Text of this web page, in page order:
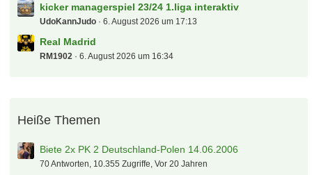
kicker managerspiel 23/24 1.liga interaktiv
UdoKannJudo 6. August 2026 um 17:13
Real Madrid
RM1902 6. August 2026 um 16:34
Heiße Themen
Biete 2x PK 2 Deutschland-Polen 14.06.2006
70 Antworten, 10.355 Zugriffe, Vor 20 Jahren